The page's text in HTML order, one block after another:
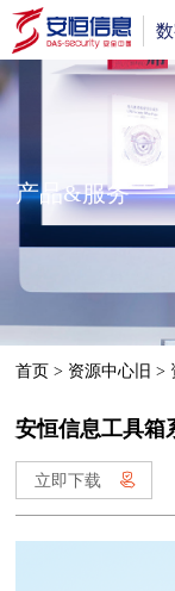
产品&服务
首页 > 资源中心旧 >
安恒信息工具箱
立即下载